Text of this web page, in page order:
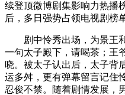
续登顶微博剧集影响力热播
后，多日强势占领电视剧榜
剧中怜秀出场，为景王和
一句太子殿下，请喝茶；王
晓。被太子认出后，太子背
运多舛，更有弹幕留言记住
忍俊不禁。随着剧情发展，